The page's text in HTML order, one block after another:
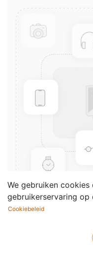
106 Lichte
We gebruiken cookies
gebruikerservaring op
Cookiebeleid